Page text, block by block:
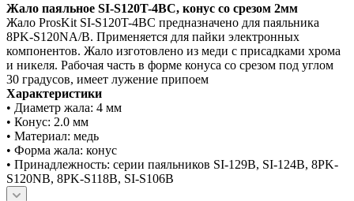
Жало паяльное SI-S120T-4BC, конус со срезом 2мм
Жало ProsKit SI-S120T-4BC предназначено для паяльника
8PK-S120NA/B. Применяется для пайки электронных
компонентов. Жало изготовлено из меди с присадками хрома
и никеля. Рабочая часть в форме конуса со срезом под углом
30 градусов, имеет лужение припоем
Характеристики
• Диаметр жала: 4 мм
• Конус: 2.0 мм
• Материал: медь
• Форма жала: конус
• Принадлежность: серии паяльников SI-129B, SI-124B, 8PK-
S120NB, 8PK-S118B, SI-S106B